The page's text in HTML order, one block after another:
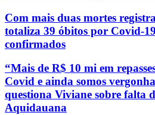
Com mais duas mortes
totaliza 39 óbitos por Covid-
confirmados
“Mais de R$ 10 mi em
Covid e ainda somos
questiona Viviane sobre falta
Aquidauana